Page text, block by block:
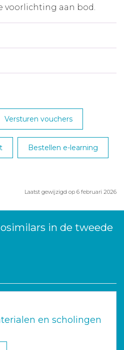
voorlichting aan bod.
Versturen vouchers
Bestellen e-learning
Laatst gewijzigd op 6 februari 2026
in de tweede
en scholingen